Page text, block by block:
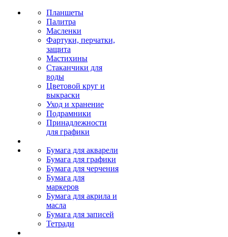
Планшеты
Палитра
Масленки
Фартуки, перчатки,
защита
Мастихины
Стаканчики для
воды
Цветовой круг и
выкраски
Уход и хранение
Подрамники
Принадлежности
для графики
Бумага для акварели
Бумага для графики
Бумага для черчения
Бумага для
маркеров
Бумага для акрила и
масла
Бумага для записей
Тетради